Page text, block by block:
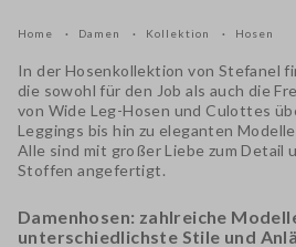
Home Damen Kollektion Hosen
In der Hosenkollektion von Stefanel
die sowohl für den Job als auch die
von Wide Leg-Hosen und Culottes
Leggings bis hin zu eleganten
Alle sind mit großer Liebe zum Detail
Stoffen angefertigt.
Damenhosen: zahlreiche
unterschiedlichste Stile und